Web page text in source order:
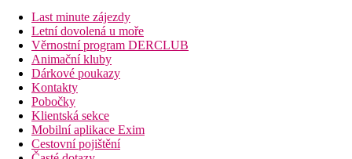
Last minute zájezdy
Letní dovolená u moře
Věrnostní program DERCLUB
Animační kluby
Dárkové poukazy
Kontakty
Pobočky
Klientská sekce
Mobilní aplikace Exim
Cestovní pojištění